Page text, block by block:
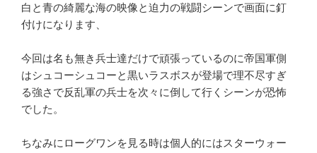
白と青の綺麗な海の映像と迫力の戦闘シーンで画面に釘
付けになります、
今回は名も無き兵士達だけで頑張っているのに帝国軍側
はシュコーシュコーと黒いラスボスが登場で理不尽すぎ
る強さで反乱軍の兵士を次々に倒して行くシーンが恐怖
でした。
ちなみにローグワンを見る時は個人的にはスターウォー